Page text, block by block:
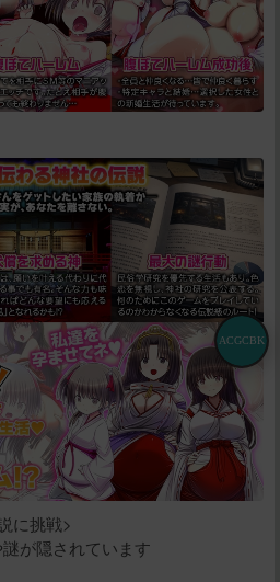
に挑戦>
が隠されています
ACGCBK